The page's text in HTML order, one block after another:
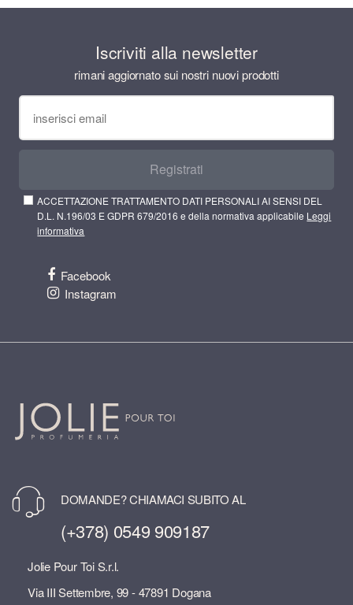
Iscriviti alla newsletter
rimani aggiornato sui nostri nuovi prodotti
Registrati
ACCETTAZIONE TRATTAMENTO DATI PERSONALI AI SENSI DEL
D.L. N.196/03 E GDPR 679/2016 e della normativa applicabile Leggi
informativa
Facebook
Instagram
DOMANDE? CHIAMACI SUBITO AL
(+378) 0549 909187
Jolie Pour Toi S.r.l.
Via III Settembre, 99 - 47891 Dogana